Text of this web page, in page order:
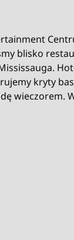
blisko
kryty
wieczorem.